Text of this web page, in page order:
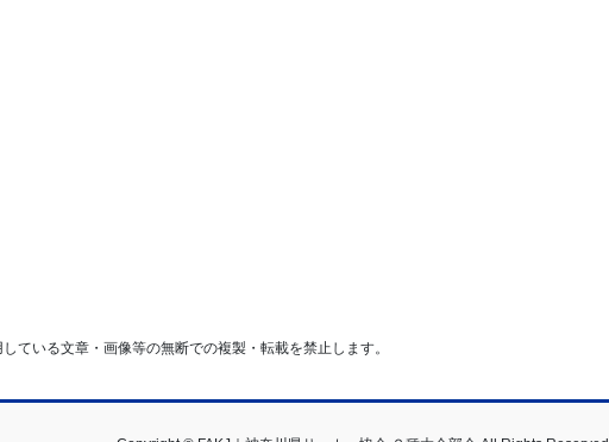
ている文章・画像等の無断での複製・転載を禁止します。